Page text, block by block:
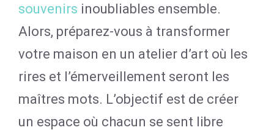
souvenirs inoubliables ensemble.
Alors, préparez-vous à transformer
votre maison en un atelier d’art où les
rires et l’émerveillement seront les
maîtres mots. L’objectif est de créer
un espace où chacun se sent libre